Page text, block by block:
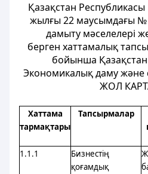
Қазақстан Республикасы
жылғы 22 маусымдағы №
дамыту мәселелері
берген хаттамалық
бойынша
Экономикалық даму және
ЖОЛ
Хаттама
тармақтары
Тапсырмалар
1.1.1
Бизнестің
қоғамдық